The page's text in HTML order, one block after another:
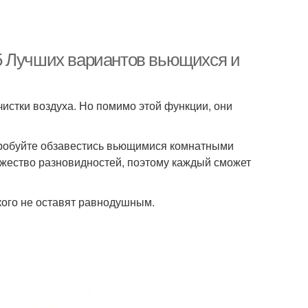
вариантов вьющихся и
воздуха. Но помимо этой функции, они
обзавестись вьющимися комнатными
разновидностей, поэтому каждый сможет
не оставят равнодушным.